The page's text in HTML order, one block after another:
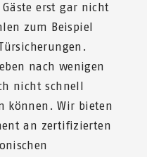
erst gar nicht
zum Beispiel
nach wenigen
nicht schnell
können. Wir bieten
an zertifizierten